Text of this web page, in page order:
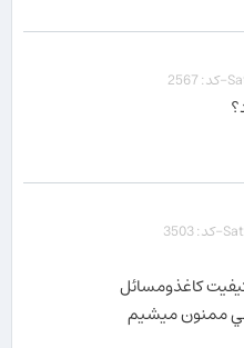
کاغذومسائل
ممنون ميشيم